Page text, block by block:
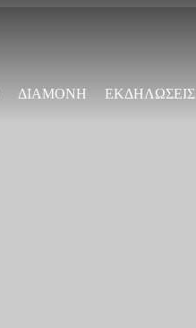
ΔΙΑΜΟΝΗ ΕΚΔΗΛΩΣΕΙΣ